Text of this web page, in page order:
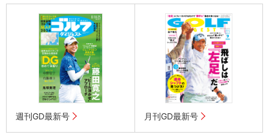
週刊GD最新号 月刊GD最新号